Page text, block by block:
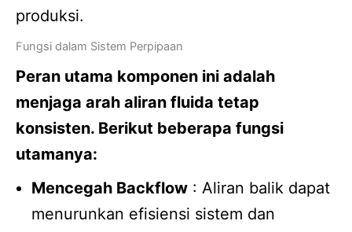
produksi.
Fungsi dalam Sistem Perpipaan
Peran utama komponen ini adalah
menjaga arah aliran fluida tetap
konsisten. Berikut beberapa fungsi
utamanya:
Mencegah Backflow : Aliran balik dapat
menurunkan efisiensi sistem dan